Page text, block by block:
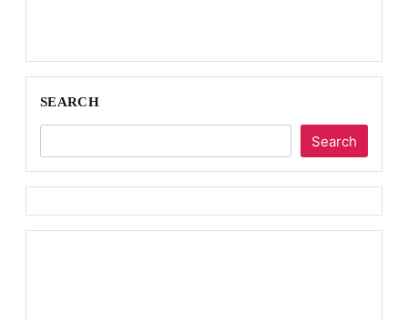
SEARCH
Search